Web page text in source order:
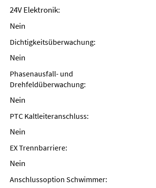
24V Elektronik:
Nein
Dichtigkeitsüberwachung:
Nein
Phasenausfall- und
Drehfeldüberwachung:
Nein
PTC Kaltleiteranschluss:
Nein
EX Trennbarriere:
Nein
Anschlussoption Schwimmer: